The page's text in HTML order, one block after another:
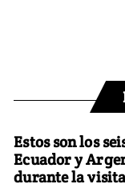
Estos son los
Ecuador y
durante la